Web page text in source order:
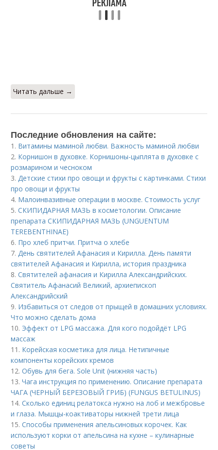
Читать дальше →
Последние обновления на сайте:
1. Витамины маминой любви. Важность маминой любви
2. Корнишон в духовке. Корнишоны-цыплята в духовке с
розмарином и чесноком
3.Детские стихи про овощи и фрукты с картинками. Стихи
про овощи и фрукты
4. Малоинвазивные операции в москве. Стоимость услуг
5.СКИПИДАРНАЯ МАЗЬ в косметологии. Описание
препарата СКИПИДАРНАЯ МАЗЬ (UNGUENTUM
TEREBENTHINAE)
6. Про хлеб притчи. Притча о хлебе
7.День святителей Афанасия и Кирилла. День памяти
святителей Афанасия и Кирилла, история праздника
8.Святителей афанасия и Кирилла Александрийских.
Святитель Афанасий Великий, архиепископ
Александрийский
9. Избавиться от следов от прыщей в домашних условиях.
Что можно сделать дома
10. Эффект от LPG массажа. Для кого подойдёт LPG
массаж
11. Корейская косметика для лица. Нетипичные
компоненты корейских кремов
12.Обувь для бега. Sole Unit (нижняя часть)
13.Чага инструкция по применению. Описание препарата
ЧАГА (ЧЕРНЫЙ БЕРЕЗОВЫЙ ГРИБ) (FUNGUS BETULINUS)
14.Сколько единиц релатокса нужно на лоб и межбровье
и глаза. Мышцы-коактиваторы нижней трети лица
15.Способы применения апельсиновых корочек. Как
используют корки от апельсина на кухне – кулинарные
советы